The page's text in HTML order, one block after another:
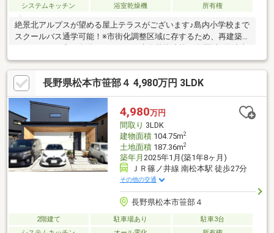
システムキッチン
浴室乾燥機 所有権
絶景北アルプスが望める屋上テラスがございます♪島内小学校まで
スクールバス通学可能！※市街化調整区域に存するため、再建築
については一定の条件があります※建築基準法第22条区域※司法書
士・個別プロパン供給会社は売主の指定になります。プロパンガ
スの消費に係る配管設備、ガス器具等は、本土地建物の販売価格
には含まれておりません。【リフォーム内容】2026年4月完了■キ
ッチン新品■お風呂新品■トイレ新品■洗面化粧台新品■コンロ新品
■フロアタイル貼り■全室クロス張替え■クッションフロア張替え■
給湯器交換■室内クリーニング■外壁塗装■白蟻点検■給湯器交換
【周辺施設】・小宮保育園まで徒歩14分(約10
長野県松本市笹部４ 4,980万円 3LDK
4,980万円
間取り 3LDK
建物面積104.75m2
土地面積187.36m2
築年月 2025年1月(築1年8ヶ月)
ＪＲ篠ノ井線 南松本駅 徒歩27分
その他の交通
長野県松本市笹部４
2階建て 駐車場あり
駐車3台